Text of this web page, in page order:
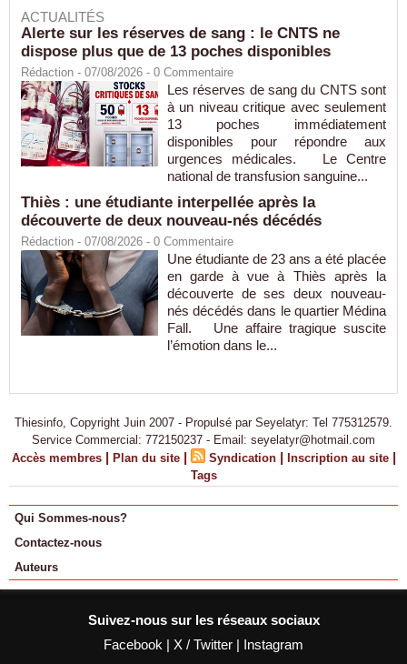
ACTUALITÉS
Alerte sur les réserves de sang : le CNTS ne
dispose plus que de 13 poches disponibles
Rédaction - 07/08/2026 - 0 Commentaire
Les réserves de sang du CNTS sont
à un niveau critique avec seulement
13 poches immédiatement
disponibles pour répondre aux
urgences médicales. Le Centre
national de transfusion sanguine...
Thiès : une étudiante interpellée après la
découverte de deux nouveau-nés décédés
Rédaction - 07/08/2026 - 0 Commentaire
Une étudiante de 23 ans a été placée
en garde à vue à Thiès après la
découverte de ses deux nouveau-
nés décédés dans le quartier Médina
Fall. Une affaire tragique suscite
l’émotion dans le...
Thiesinfo, Copyright Juin 2007 - Propulsé par Seyelatyr: Tel 775312579.
Service Commercial: 772150237 - Email: seyelatyr@hotmail.com
Accès membres | Plan du site | Syndication | Inscription au site |
Tags
Qui Sommes-nous?
Contactez-nous
Auteurs
Suivez-nous sur les réseaux sociaux
Facebook | X / Twitter | Instagram